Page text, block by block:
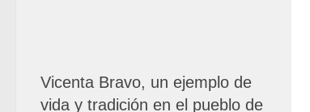
Vicenta Bravo, un ejemplo de
vida y tradición en el pueblo de